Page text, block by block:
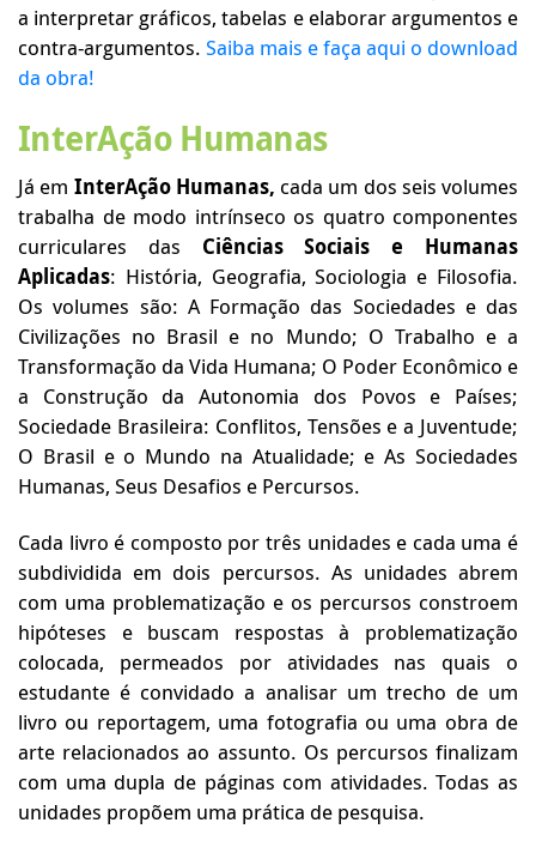
a interpretar gráficos, tabelas e elaborar argumentos e
contra-argumentos. Saiba mais e faça aqui o download
da obra!
InterAção Humanas
Já em InterAção Humanas, cada um dos seis volumes
trabalha de modo intrínseco os quatro componentes
curriculares das Ciências Sociais e Humanas
Aplicadas: História, Geografia, Sociologia e Filosofia.
Os volumes são: A Formação das Sociedades e das
Civilizações no Brasil e no Mundo; O Trabalho e a
Transformação da Vida Humana; O Poder Econômico e
a Construção da Autonomia dos Povos e Países;
Sociedade Brasileira: Conflitos, Tensões e a Juventude;
O Brasil e o Mundo na Atualidade; e As Sociedades
Humanas, Seus Desafios e Percursos.
Cada livro é composto por três unidades e cada uma é
subdividida em dois percursos. As unidades abrem
com uma problematização e os percursos constroem
hipóteses e buscam respostas à problematização
colocada, permeados por atividades nas quais o
estudante é convidado a analisar um trecho de um
livro ou reportagem, uma fotografia ou uma obra de
arte relacionados ao assunto. Os percursos finalizam
com uma dupla de páginas com atividades. Todas as
unidades propõem uma prática de pesquisa.